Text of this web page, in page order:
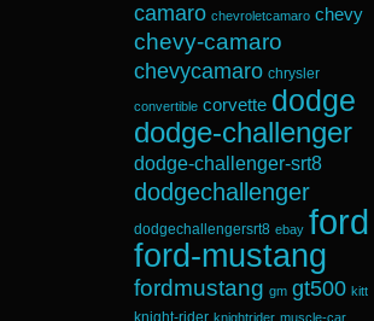
camaro chevroletcamaro chevy
chevy-camaro
chevycamaro chrysler
convertible corvette dodge
dodge-challenger
dodge-challenger-srt8
dodgechallenger
dodgechallengersrt8 ebay ford
ford-mustang
fordmustang gm gt500 kitt
knight-rider knightrider muscle-car